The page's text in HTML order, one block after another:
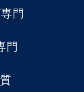
門
門